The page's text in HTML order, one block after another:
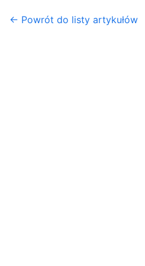
← Powrót do listy artykułów